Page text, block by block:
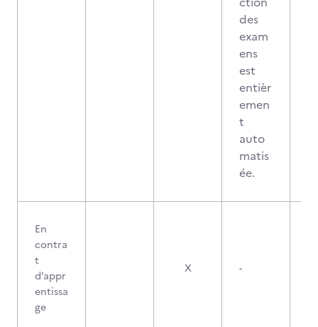
des
exam
ens
est
entièr
emen
t
auto
matis
ée.
En
contra
t
d’appr
entissa
ge
X -